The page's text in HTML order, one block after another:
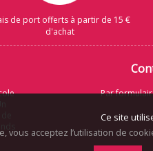
Ce site
vous acceptez l’utilisation de
de port offerts à partir de 15 €
d'achat
Par